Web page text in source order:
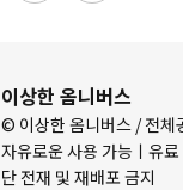
이상한 옴니버스
© 이상한 옴니버스 / 전체
자유로운 사용 가능ㅣ유
단 전재 및 재배포 금지